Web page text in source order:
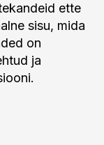
ette
sisu, mida
on
ja